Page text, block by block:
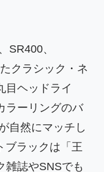
SR400、
クラシック・ネ
目ヘッドライ
ラーリングのバ
自然にマッチし
ブラックは「王
雑誌やSNSでも